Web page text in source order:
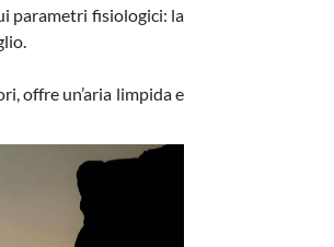
parametri fisiologici: la
offre un’aria limpida e